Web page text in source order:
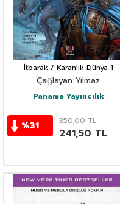
İtbarak / Karanlık Dünya 1
Çağlayan Yılmaz
Panama Yayıncılık
%31 350,00TL
241,50 TL